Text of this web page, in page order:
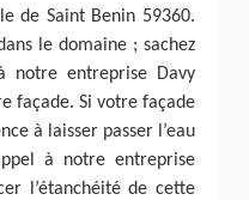
de Saint Benin 59360.
le domaine ; sachez
notre entreprise Davy
façade. Si votre façade
à laisser passer l’eau
à notre entreprise
l’étanchéité de cette